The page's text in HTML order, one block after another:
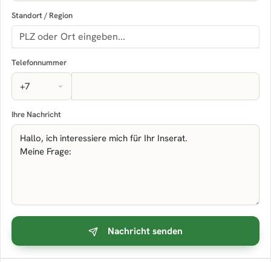
Standort / Region
Telefonnummer
Ihre Nachricht
Nachricht senden